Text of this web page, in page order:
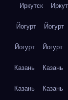
Иркутск
Йогурт Йогурт
Йогурт Йогурт
Казань Казань
Казань Казань